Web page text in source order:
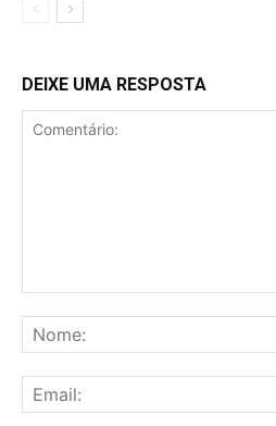
DEIXE UMA RESPOSTA